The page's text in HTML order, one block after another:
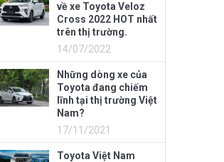
về xe Toyota Veloz
Cross 2022 HOT nhất
trên thị trường.
14/07/2022
Những dòng xe của
Toyota đang chiếm
lĩnh tại thị trường Việt
Nam?
17/11/2021
Toyota Việt Nam